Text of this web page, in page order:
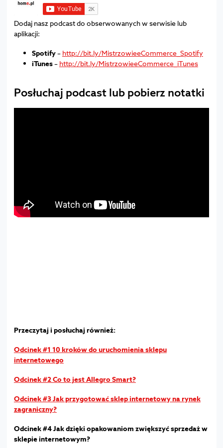
Dodaj nasz podcast do obserwowanych w serwisie lub
aplikacji:
Spotify– http://bit.ly/MistrzowieeCommerce_Spotify
iTunes– http://bit.ly/MistrzowieeCommerce_iTunes
Posłuchaj podcast lub pobierz notatki
Przeczytaj i posłuchaj również:
Odcinek #1 10 kroków do uruchomienia sklepu
internetowego
Odcinek #2 Co to jest Allegro Smart?
Odcinek #3 Jak przygotować sklep internetowy na rynek
zagraniczny?
Odcinek #4 Jak dzięki opakowaniom zwiększyć sprzedaż w
sklepie internetowym?